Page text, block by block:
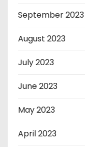
September 2023
August 2023
July 2023
June 2023
May 2023
April 2023